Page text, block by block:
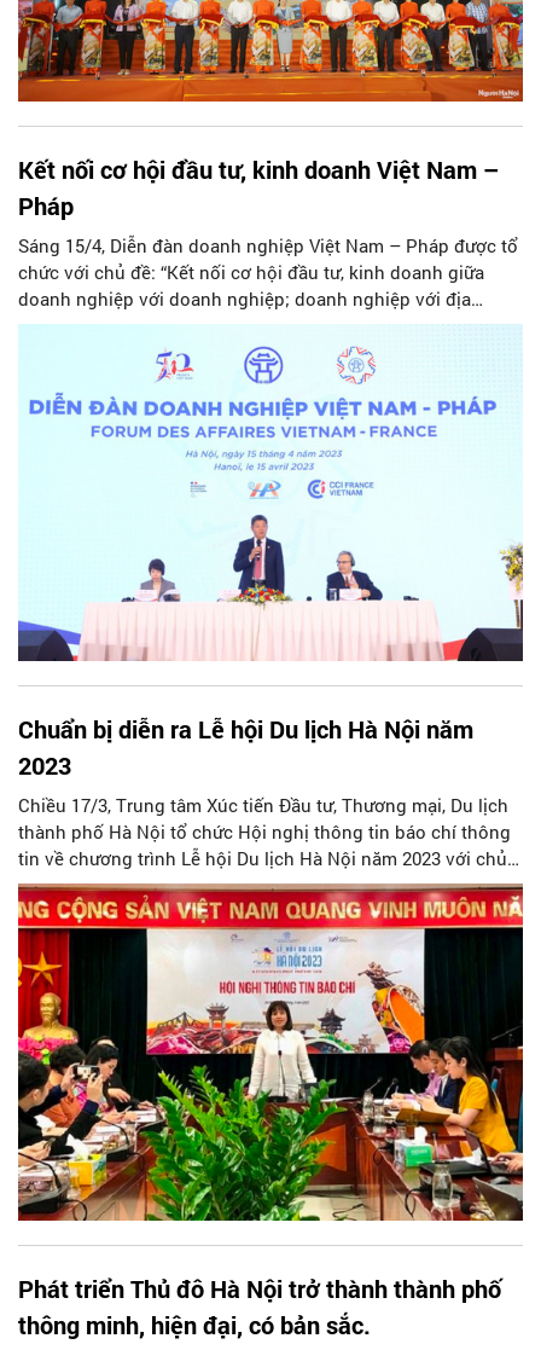
Kết nối cơ hội đầu tư, kinh doanh Việt Nam –
Pháp
Sáng 15/4, Diễn đàn doanh nghiệp Việt Nam – Pháp được tổ
chức với chủ đề: “Kết nối cơ hội đầu tư, kinh doanh giữa
doanh nghiệp với doanh nghiệp; doanh nghiệp với địa
phương; địa phương với địa phương hai nước Việt Nam -
Chuẩn bị diễn ra Lễ hội Du lịch Hà Nội năm
2023
Chiều 17/3, Trung tâm Xúc tiến Đầu tư, Thương mại, Du lịch
thành phố Hà Nội tổ chức Hội nghị thông tin báo chí thông
tin về chương trình Lễ hội Du lịch Hà Nội năm 2023 với chủ
đề “Kết nối di sản phát triển du lịch”.
Phát triển Thủ đô Hà Nội trở thành thành phố
thông minh, hiện đại, có bản sắc.